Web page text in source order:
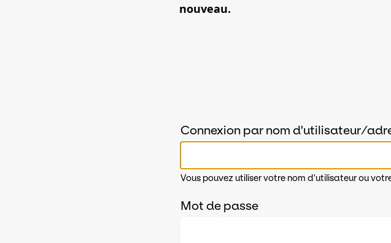
nouveau.
Connexion par nom d'utilisateur/
Vous pouvez utiliser votre nom d'utilisateur ou
Mot de passe